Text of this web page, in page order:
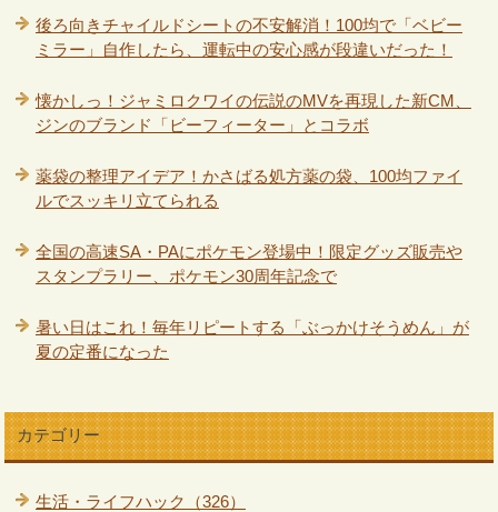
後ろ向きチャイルドシートの不安解消！100均で「ベビー
ミラー」自作したら、運転中の安心感が段違いだった！
懐かしっ！ジャミロクワイの伝説のMVを再現した新CM、
ジンのブランド「ビーフィーター」とコラボ
薬袋の整理アイデア！かさばる処方薬の袋、100均ファイ
ルでスッキリ立てられる
全国の高速SA・PAにポケモン登場中！限定グッズ販売や
スタンプラリー、ポケモン30周年記念で
暑い日はこれ！毎年リピートする「ぶっかけそうめん」が
夏の定番になった
カテゴリー
生活・ライフハック（326）